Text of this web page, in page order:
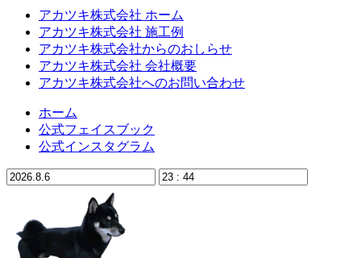
アカツキ株式会社 ホーム
アカツキ株式会社 施工例
アカツキ株式会社からのおしらせ
アカツキ株式会社 会社概要
アカツキ株式会社へのお問い合わせ
ホーム
公式フェイスブック
公式インスタグラム